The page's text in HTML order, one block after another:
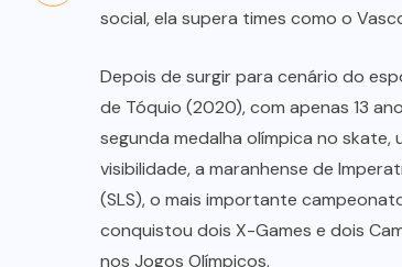
social, ela supera times como o
Depois de surgir para cenário do
de Tóquio (2020), com apenas 13
segunda medalha olímpica no
visibilidade, a maranhense de
(SLS), o mais importante
conquistou dois X-Games e dois
nos Jogos Olímpicos.